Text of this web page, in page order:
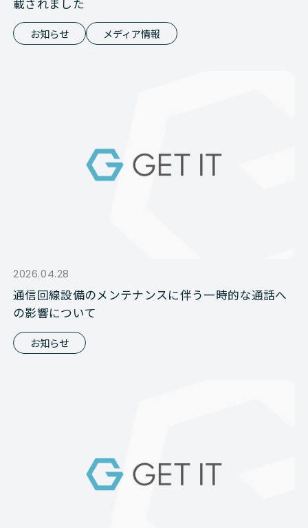
載されました
お知らせ メディア情報
2026.04.28
通信回線設備のメンテナンスに伴う一時的な通話へ
の影響について
お知らせ